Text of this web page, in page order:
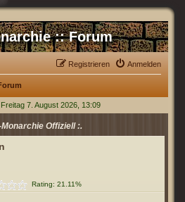
:: Forum
Anmelden
Registrieren
7. August 2026, 13:09
Offiziell :.
Rating: 21.11%